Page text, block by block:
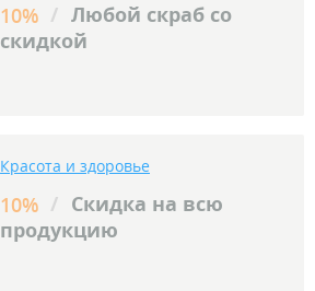
10% / Любой скраб со
скидкой
Красота и здоровье
10% / Скидка на всю
продукцию